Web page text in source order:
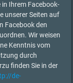
Ihrem Facebook-
unserer Seiten auf
Facebook den
Wir weisen
Kenntnis vom
durch
finden Sie in der
de-